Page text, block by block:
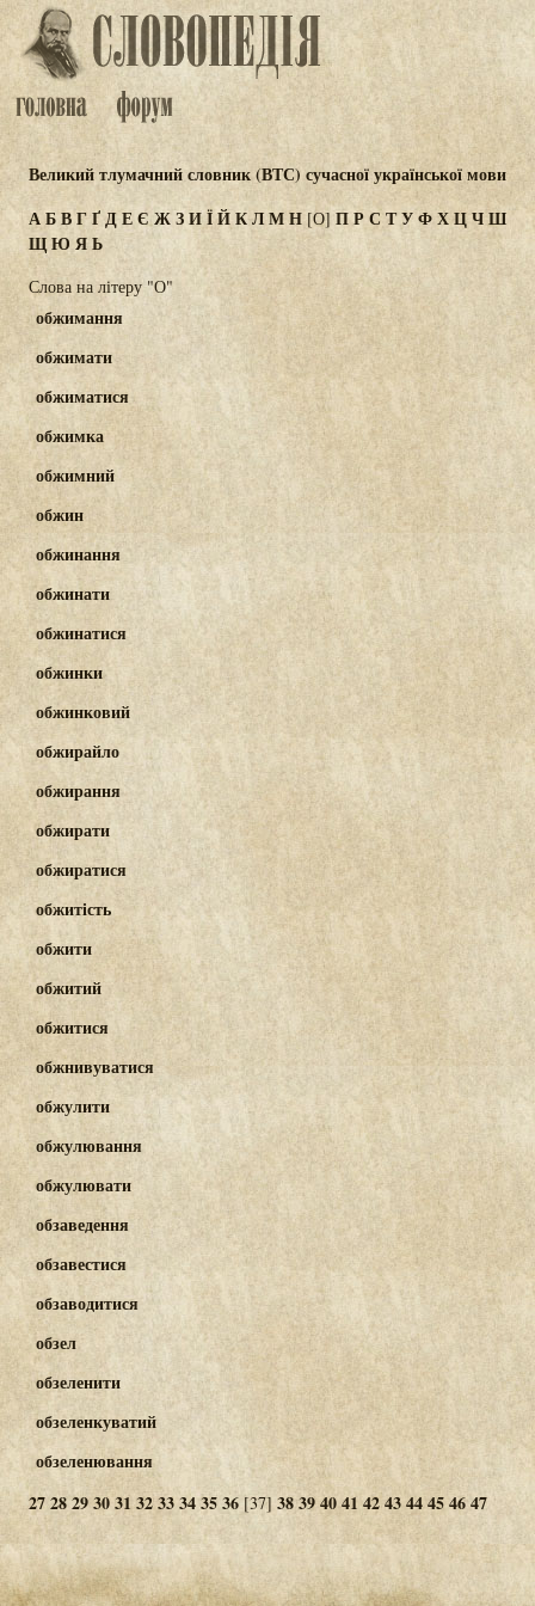
Великий тлумачний словник (ВТС) сучасної української мови
АБВГҐДЕЄ ЖЗИЇЙКЛМН [О]ПРСТУФХЦЧШ
ЩЮ ЯЬ
Слова на літеру "О"
обжимання
обжимати
обжиматися
обжимка
обжимний
обжин
обжинання
обжинати
обжинатися
обжинки
обжинковий
обжирайло
обжирання
обжирати
обжиратися
обжитість
обжити
обжитий
обжитися
обжнивуватися
обжулити
обжулювання
обжулювати
обзаведення
обзавестися
обзаводитися
обзел
обзеленити
обзеленкуватий
обзеленювання
27282930313233343536 [37] 38394041 424344454647